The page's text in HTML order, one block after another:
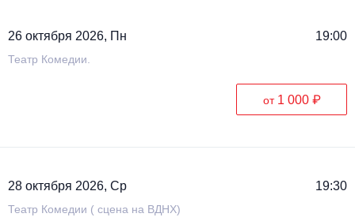
26 октября 2026, Пн 19:00
Театр Комедии.
от 1 000 ₽
28 октября 2026, Ср 19:30
Театр Комедии ( сцена на ВДНХ)